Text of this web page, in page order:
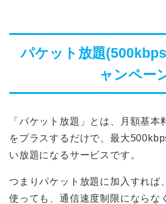
パケット放題
ャンペー
「パケット放題」とは、月額基本
をプラスするだけで、最大
い放題になるサービスです。
つまりパケット放題に加入すれば
使っても、通信速度制限にならな